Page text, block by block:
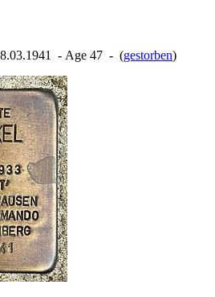
‐ Age 47 ‐ (gestorben)